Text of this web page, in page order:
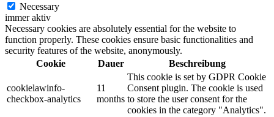
Necessary
immer aktiv
Necessary cookies are absolutely essential for the website to
function properly. These cookies ensure basic functionalities and
security features of the website, anonymously.
Cookie
Dauer Beschreibung
cookielawinfo-
checkbox-analytics
11
months
This cookie is set by GDPR Cookie
Consent plugin. The cookie is used
to store the user consent for the
cookies in the category "Analytics".